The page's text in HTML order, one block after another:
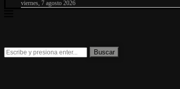
viernes, 7 agosto 2026